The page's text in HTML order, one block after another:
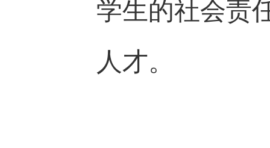
学生的社会责
人才。